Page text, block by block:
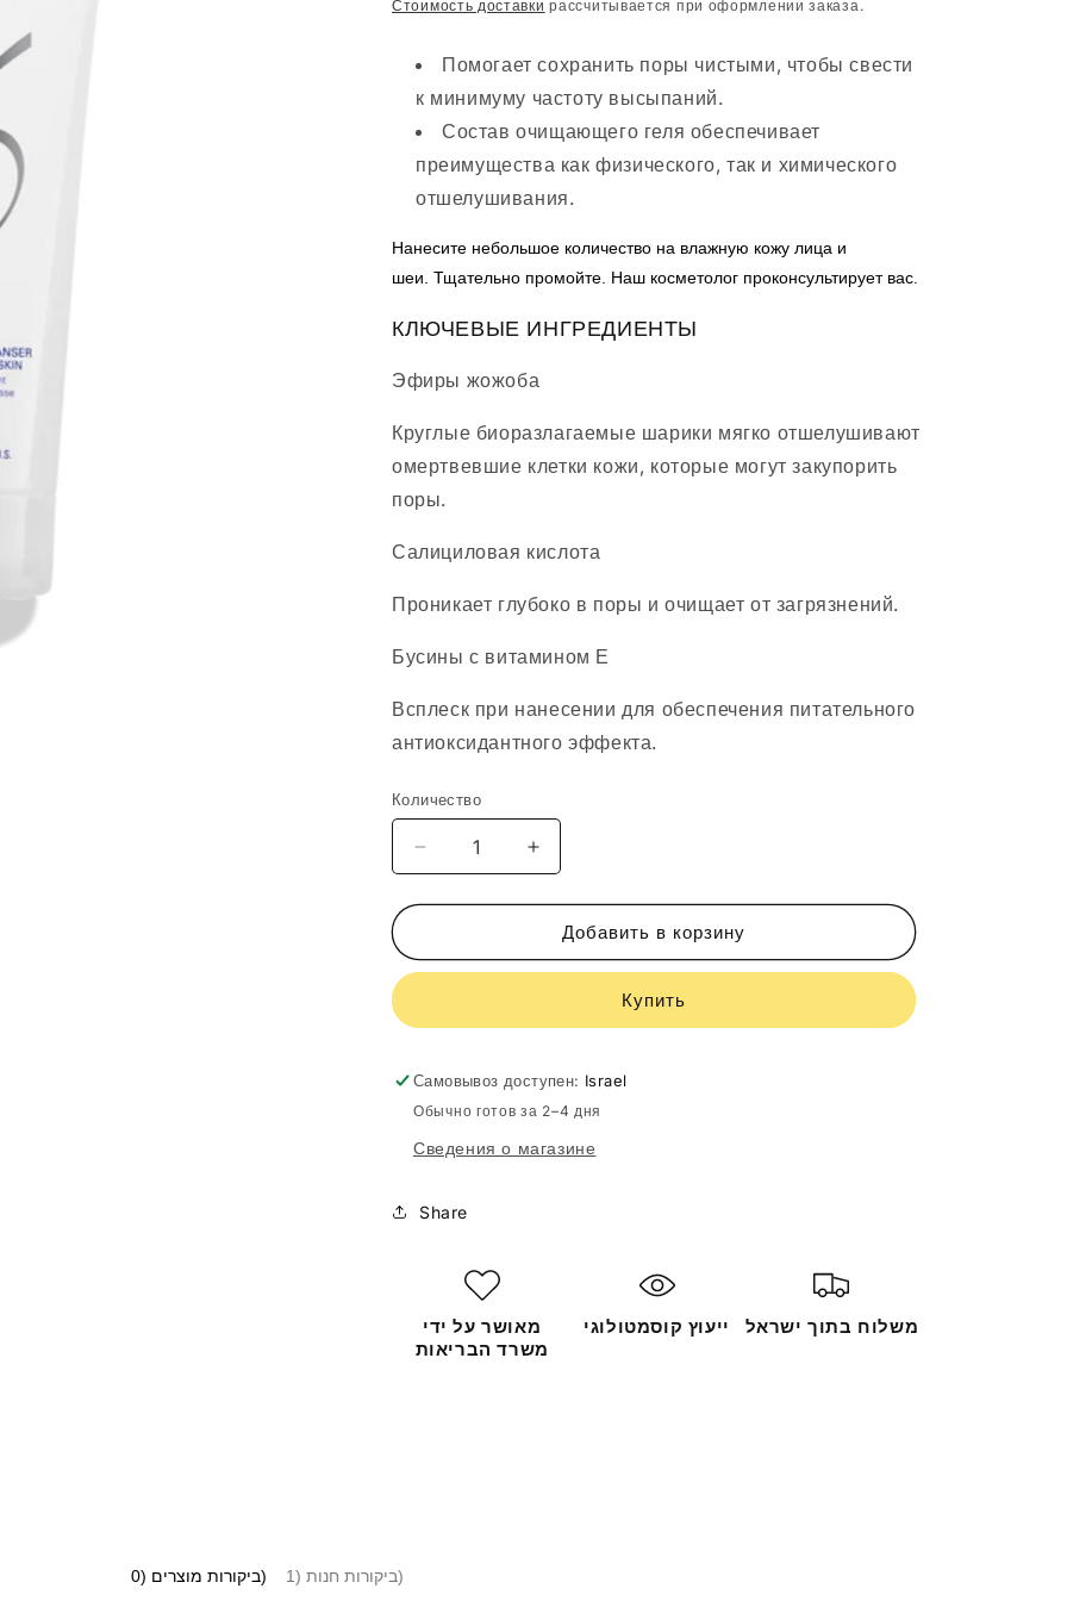
Стоимость доставки рассчитывается при оформлении заказа.
Помогает сохранить поры чистыми, чтобы свести
к минимуму частоту высыпаний.
Состав очищающего геля обеспечивает
преимущества как физического, так и химического
отшелушивания.
Нанесите небольшое количество на влажную кожу лица и
шеи. Тщательно промойте. Наш косметолог проконсультирует вас.
КЛЮЧЕВЫЕ ИНГРЕДИЕНТЫ
Эфиры жожоба
Круглые биоразлагаемые шарики мягко отшелушивают
омертвевшие клетки кожи, которые могут закупорить
поры.
Салициловая кислота
Проникает глубоко в поры и очищает от загрязнений.
Бусины с витамином Е
Всплеск при нанесении для обеспечения питательного
антиоксидантного эффекта.
Количество
Уменьшить
количество
Obagi
CLEANSER
Oily
200ml
Увеличить
количество
Obagi
EXFOLIATING
CLEANSER
Oily
200ml
Добавить в корзину
Купить
Самовывоз доступен: Israel
Обычно готов за 2–4 дня
Сведения о магазине
Share
מאושר על ידי
משרד הבריאות
ייעוץ קוסמטולוגי משלוח בתוך ישראל
ביקורות מוצרים (0) ביקורות חנות (1)